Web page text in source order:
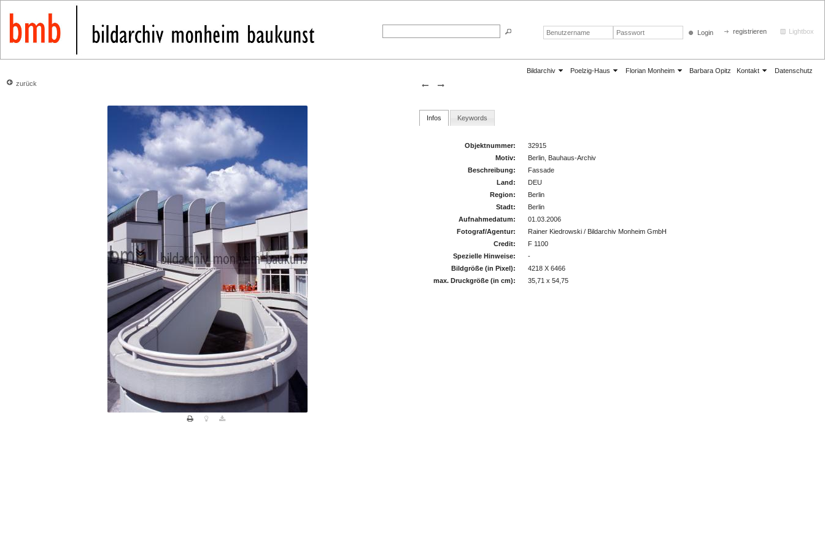
Bildarchiv Poelzig-Haus Florian Monheim Barbara Opitz Kontakt Datenschutz
Login registrieren Lightbox
zurück
Infos Keywords
Objektnummer:
32915
Motiv:
Berlin, Bauhaus-Archiv
Beschreibung:
Fassade
Land:
DEU
Region:
Berlin
Stadt:
Berlin
Aufnahmedatum:
01.03.2006
Fotograf/Agentur:
Rainer Kiedrowski / Bildarchiv Monheim GmbH
Credit:
F 1100
Spezielle Hinweise:
-
Bildgröße (in Pixel):
4218 X 6466
max. Druckgröße (in cm):
35,71 x 54,75